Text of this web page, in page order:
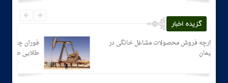
گزیده اخبار
ایجاد بازارچه فروش محصولات مشاغل خانگی در